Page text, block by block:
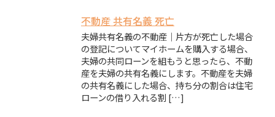
不動産 共有名義 死亡
夫婦共有名義の不動産｜片方が死亡した場合
の登記についてマイホームを購入する場合、
夫婦の共同ローンを組もうと思ったら、不動
産を夫婦の共有名義にします。不動産を夫婦
の共有名義にした場合、持ち分の割合は住宅
ローンの借り入れる割 […]